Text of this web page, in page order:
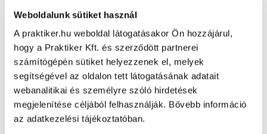
Weboldalunk sütiket használ
A praktiker.hu weboldal látogatásakor Ön hozzájárul,
hogy a Praktiker Kft. és szerződött partnerei
számítógépén sütiket helyezzenek el, melyek
segítségével az oldalon tett látogatásának adatait
webanalitikai és személyre szóló hirdetések
megjelenítése céljából felhasználják. Bővebb információ
az adatkezelési tájékoztatóban.
Oldal újratöltése